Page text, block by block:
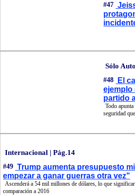
#47
Sólo
#48
El
ejemplo
partido
Todo
seguridad
Internacional | Pág.14
#49 Trump aumenta presupuesto
empezar a ganar guerras otra vez"
Ascenderá a 54 mil millones de dólares, lo que
comparación a 2016